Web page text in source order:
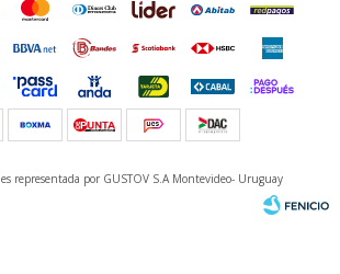
es representada por GUSTOV S.A Montevideo- Uruguay